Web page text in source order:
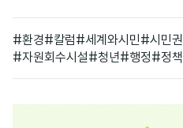
#환경#칼럼#세계와시민#시민권
#자원회수시설#청년#행정#정책